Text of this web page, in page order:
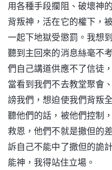
用各種手段攔阻、破壞神
背叛神，活在它的權下，
一起下地獄受懲罰。我想
聽到主回來的消息絲毫不
們自己講道供應不了信徒
當看到我們不去教堂聚會
謗我們，想迫使我們背叛
聽他們的話，被他們控制
救恩，他們不就是撒但的
訴自己不能中了撒但的詭
能神，我得站住立場。